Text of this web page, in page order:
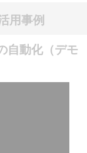
用事例
自動化（デモ